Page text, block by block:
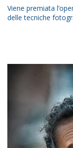
Viene premiata
delle tecniche